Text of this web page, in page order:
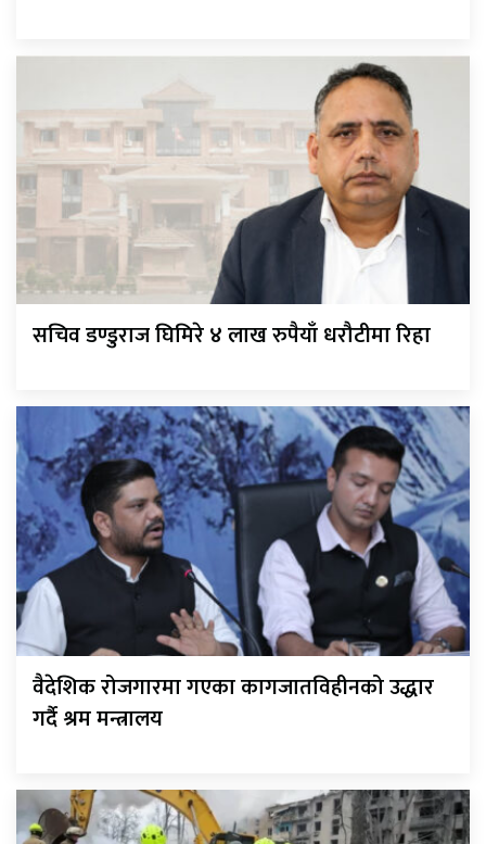
सचिव डण्डुराज घिमिरे ४ लाख रुपैयाँ धरौटीमा रिहा
वैदेशिक रोजगारमा गएका कागजातविहीनको उद्धार
गर्दै श्रम मन्त्रालय